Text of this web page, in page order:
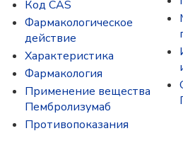
Код CAS
Фармакологическое
действие
Характеристика
Фармакология
Применение вещества
Пембролизумаб
Противопоказания